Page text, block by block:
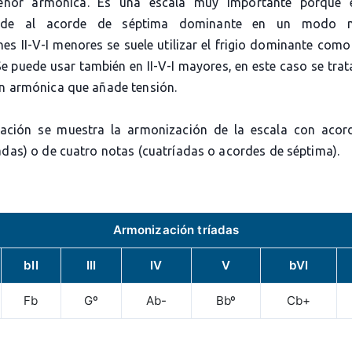
al acorde de séptima dominante en un modo
II-V-I menores se suele utilizar el frigio dominante
puede usar también en II-V-I mayores, en este caso se
armónica que añade tensión.
se muestra la armonización de la escala con
o de cuatro notas (cuatríadas o acordes de séptima).
Armonización tríadas
bII III IV V bVI
Fb Gº Ab- Bbº Cb+